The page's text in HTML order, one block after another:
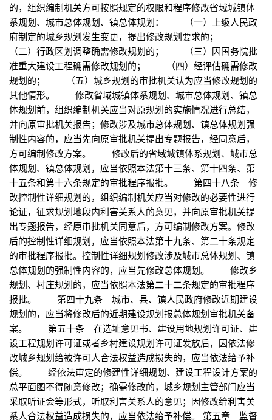
的，组织编制机关方可按照规定的权限和程序修改省域城镇体
系规划、城市总体规划、镇总体规划： （一）上级人民政
府制定的城乡规划发生变更，提出修改规划要求的；
（二）行政区划调整确需修改规划的； （三）因国务院批
准重大建设工程确需修改规划的； （四）经评估确需修改
规划的； （五）城乡规划的审批机关认为应当修改规划的
其他情形。 修改省域城镇体系规划、城市总体规划、镇总
体规划前，组织编制机关应当对原规划的实施情况进行总结，
并向原审批机关报告；修改涉及城市总体规划、镇总体规划强
制性内容的，应当先向原审批机关提出专题报告，经同意后，
方可编制修改方案。 修改后的省域城镇体系规划、城市总
体规划、镇总体规划，应当依照本法第十三条、第十四条、第
十五条和第十六条规定的审批程序报批。 第四十八条 修
改控制性详细规划的，组织编制机关应当对修改的必要性进行
论证，征求规划地段内利害关系人的意见，并向原审批机关提
出专题报告，经原审批机关同意后，方可编制修改方案。修改
后的控制性详细规划，应当依照本法第十九条、第二十条规定
的审批程序报批。控制性详细规划修改涉及城市总体规划、镇
总体规划的强制性内容的，应当先修改总体规划。 修改乡
规划、村庄规划的，应当依照本法第二十二条规定的审批程序
报批。 第四十九条 城市、县、镇人民政府修改近期建设
规划的，应当将修改后的近期建设规划报总体规划审批机关备
案。 第五十条 在选址意见书、建设用地规划许可证、建
设工程规划许可证或者乡村建设规划许可证发放后，因依法修
改城乡规划给被许可人合法权益造成损失的，应当依法给予补
偿。 经依法审定的修建性详细规划、建设工程设计方案的
总平面图不得随意修改；确需修改的，城乡规划主管部门应当
采取听证会等形式，听取利害关系人的意见；因修改给利害关
系人合法权益造成损失的，应当依法给予补偿。 第五章 监督